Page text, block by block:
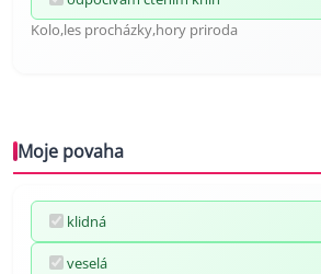
Kolo,les procházky,hory priroda
Moje povaha
klidná
veselá